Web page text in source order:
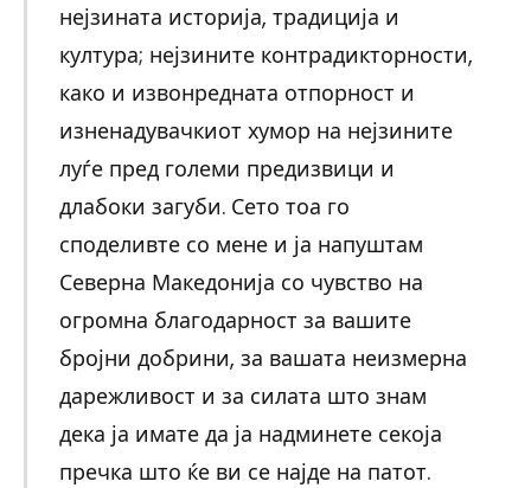
нејзината историја, традиција и
култура; нејзините контрадикторности,
како и извонредната отпорност и
изненадувачкиот хумор на нејзините
луѓе пред големи предизвици и
длабоки загуби. Сето тоа го
споделивте со мене и ја напуштам
Северна Македонија со чувство на
огромна благодарност за вашите
бројни добрини, за вашата неизмерна
дарежливост и за силата што знам
дека ја имате да ја надминете секоја
пречка што ќе ви се најде на патот.